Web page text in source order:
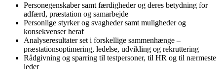
Personegenskaber samt færdigheder og deres betydning for
adfærd, præstation og samarbejde
Personlige styrker og svagheder samt muligheder og
konsekvenser heraf
Analyseresultater set i forskellige sammenhænge –
præstationsoptimering, ledelse, udvikling og rekruttering
Rådgivning og sparring til testpersoner, til HR og til nærmeste
leder